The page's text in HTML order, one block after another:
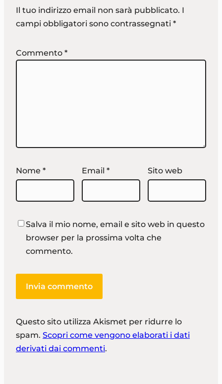
Il tuo indirizzo email non sarà pubblicato. I
campi obbligatori sono contrassegnati *
Commento *
Nome * Email * Sito web
Salva il mio nome, email e sito web in questo
browser per la prossima volta che
commento.
Questo sito utilizza Akismet per ridurre lo
spam. Scopri come vengono elaborati i dati
derivati dai commenti.